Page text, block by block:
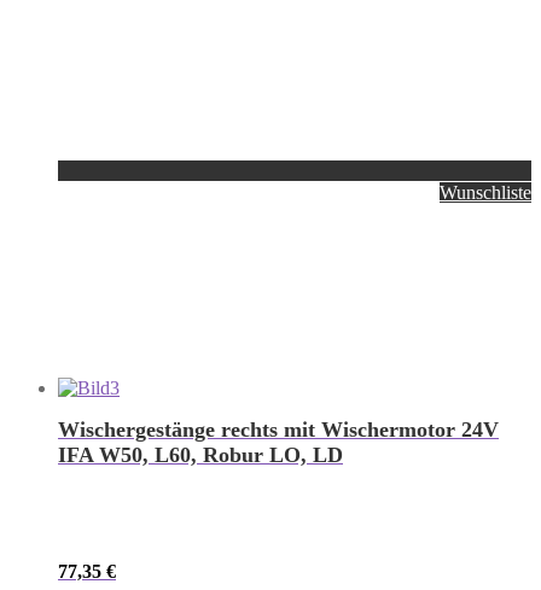
Wunschliste
Wischergestänge rechts mit Wischermotor 24V
IFA W50, L60, Robur LO, LD
77,35 €